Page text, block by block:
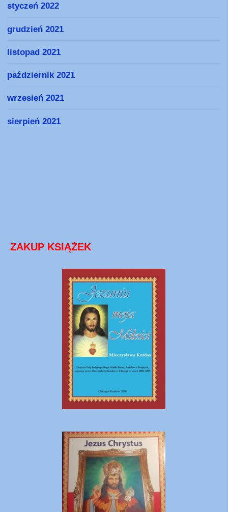
styczeń 2022
grudzień 2021
listopad 2021
październik 2021
wrzesień 2021
sierpień 2021
ZAKUP KSIĄŻEK